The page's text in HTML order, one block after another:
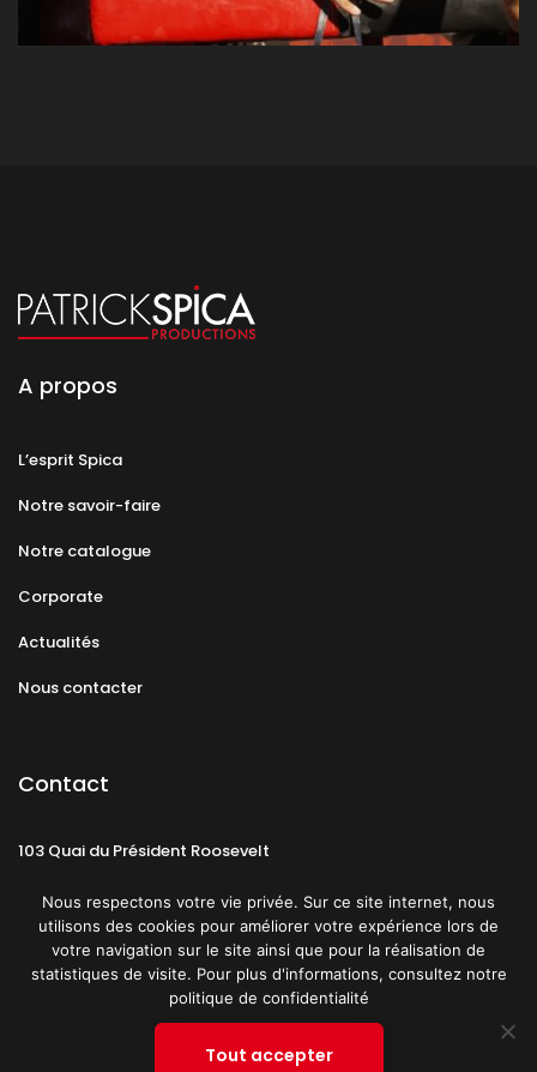
A propos
L’esprit Spica
Notre savoir-faire
Notre catalogue
Corporate
Actualités
Nous contacter
Contact
103 Quai du Président Roosevelt
CGU Politique de confidentialité
Nous respectons votre vie privée. Sur ce site internet, nous
utilisons des cookies pour améliorer votre expérience lors de
votre navigation sur le site ainsi que pour la réalisation de
statistiques de visite. Pour plus d'informations, consultez notre
politique de confidentialité
Tout accepter